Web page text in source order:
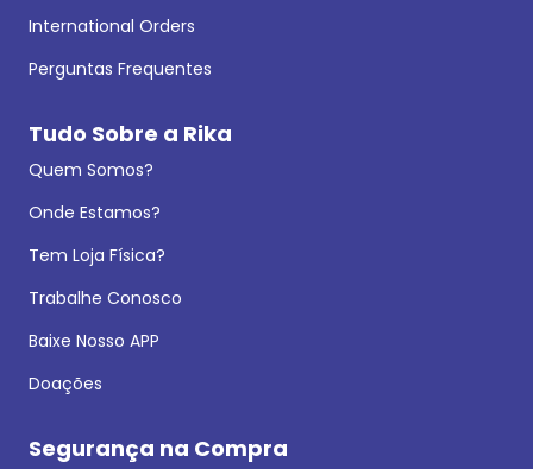
International Orders
Perguntas Frequentes
Tudo Sobre a Rika
Quem Somos?
Onde Estamos?
Tem Loja Física?
Trabalhe Conosco
Baixe Nosso APP
Doações
Segurança na Compra